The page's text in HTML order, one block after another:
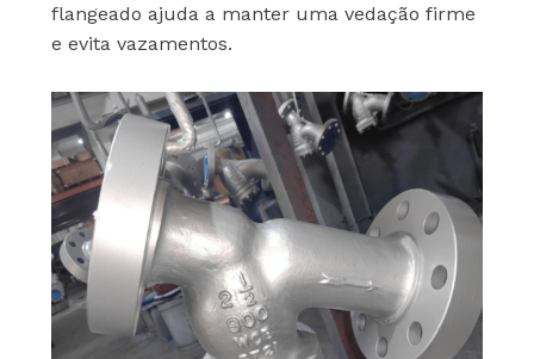
flangeado ajuda a manter uma vedação firme
e evita vazamentos.